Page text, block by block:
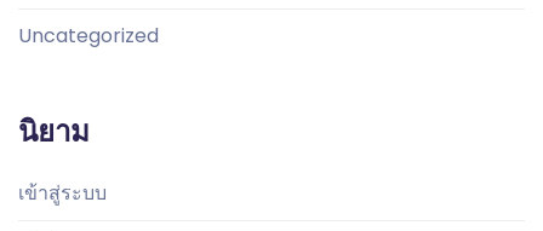
Uncategorized
นิยาม
เข้าสู่ระบบ